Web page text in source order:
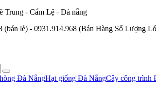
Trung - Cẩm Lệ - Đà nẵng
(bán lẻ) - 0931.914.968 (Bán Hàng Số Lượng
Đà NẵngHạt giống Đà NẵngCây công trình